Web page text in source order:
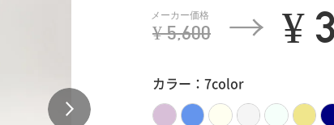
¥ 5,600 ¥
カラー：7color